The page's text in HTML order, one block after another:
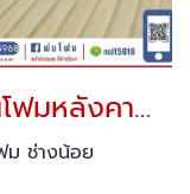
พ่นโฟมหลังคา ราคาถูก
ม ช่างน้อย